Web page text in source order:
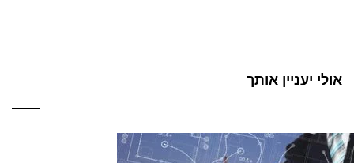
אולי יעניין אותך